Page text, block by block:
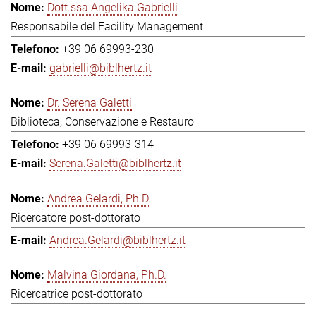
Dott.ssa Angelika Gabrielli
Responsabile del Facility Management
+39 06 69993-230
gabrielli@biblhertz.it
Dr. Serena Galetti
Biblioteca, Conservazione e Restauro
+39 06 69993-314
Serena.Galetti@biblhertz.it
Andrea Gelardi, Ph.D.
Ricercatore post-dottorato
Andrea.Gelardi@biblhertz.it
Malvina Giordana, Ph.D.
Ricercatrice post-dottorato